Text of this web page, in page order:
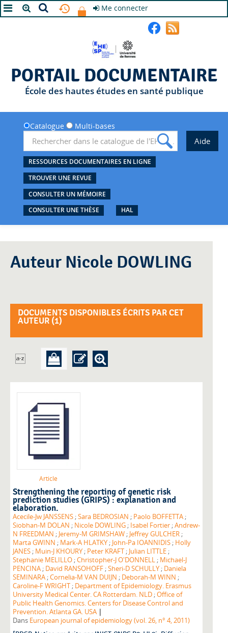
Me connecter
PORTAIL DOCUMENTAIRE
École des hautes études en santé publique
Catalogue Multi-bases
RESSOURCES DOCUMENTAIRES EN LIGNE
TROUVER UNE REVUE
CONSULTER UN MÉMOIRE
CONSULTER UNE THÈSE
HAL
Auteur Nicole DOWLING
DOCUMENTS DISPONIBLES ÉCRITS PAR CET
AUTEUR (1)
Article
Strengthening the reporting of genetic risk
prediction studies (GRIPS) : explanation and
elaboration.
Acecile-Jw JANSSENS ;Sara BEDROSIAN ; Paolo BOFFETTA ;
Siobhan-M DOLAN ; Nicole DOWLING ; Isabel Fortier ;Andrew-
N FREEDMAN ; Jeremy-M GRIMSHAW ; Jeffrey GULCHER ;
Marta GWINN ; Mark-A HLATKY ; John-Pa IOANNIDIS ; Holly
JANES ; Muin-J KHOURY ; Peter KRAFT ; Julian LITTLE ;
Stephanie MELILLO ;Christopher-J O'DONNELL ; Michael-J
PENCINA ; David RANSOHOFF ;Sheri-D SCHULLY ; Daniela
SEMINARA ;Cornelia-M VAN DUIJN ; Deborah-M WINN ;
Caroline-F WRIGHT ; Department of Epidemiology. Erasmus
University Medical Center. CA Rotterdam. NLD ;Office of
Public Health Genomics. Centers for Disease Control and
Prevention. Atlanta GA. USA |
Dans European journal of epidemiology (vol. 26, n° 4, 2011)